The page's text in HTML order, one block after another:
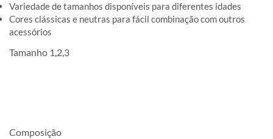
Variedade de tamanhos disponíveis para diferentes idades
Cores clássicas e neutras para fácil combinação com outros
acessórios
Tamanho 1,2,3
Composição